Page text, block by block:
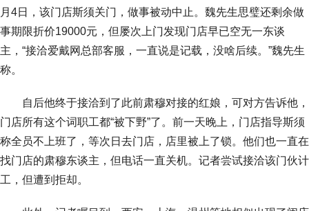
月4日，该门店斯须关门，做事被动中止。魏先生思璧还剩余做
事期限折价19000元，但屡次上门发现门店早已空无一东谈
主，“接洽爱戴网总部客服，一直说是记载，没啥后续。”魏先生
称。
自后他终于接洽到了此前肃穆对接的红娘，可对方告诉他，
门店所有这个词职工都“被下野”了。前一天晚上，门店指导斯须
称全员不上班了，等次日去门店，店里被上了锁。他们也一直在
找门店的肃穆东谈主，但电话一直关机。记者尝试接洽该门伙计
工，但遭到拒却。